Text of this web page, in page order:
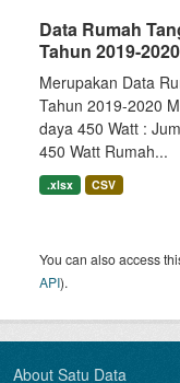
Data Rumah
Tahun 2019-2020
Merupakan Data
Tahun 2019-2020
daya 450 Watt :
450 Watt Rumah...
.xlsx CSV
You can also access
API).
About Satu Data